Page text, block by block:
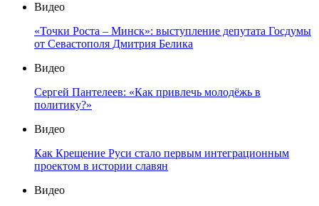
Видео
«Точки Роста – Минск»: выступление депутата Госдумы
от Севастополя Дмитрия Белика
Видео
Сергей Пантелеев: «Как привлечь молодёжь в
политику?»
Видео
Как Крещение Руси стало первым интеграционным
проектом в истории славян
Видео